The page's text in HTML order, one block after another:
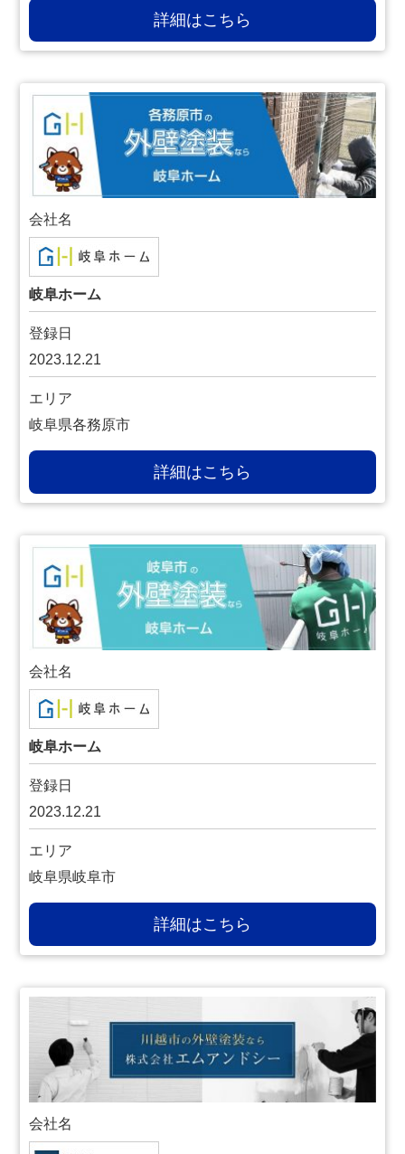
詳細はこちら
会社名
岐阜ホーム
登録日
2023.12.21
エリア
岐阜県各務原市
詳細はこちら
会社名
岐阜ホーム
登録日
2023.12.21
エリア
岐阜県岐阜市
詳細はこちら
会社名